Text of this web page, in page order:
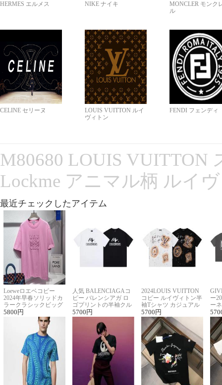
HERMES エルメス NIKE ナイキ
MONCLER モンク
ル
CELINE セリーヌ
LOUIS VUITTON ルイ
ヴィトン
FENDI フェンディ
M80680 LOUIS VUITTON
Lockme アニマル柄 ルイ
最近チェックしたアイテム
Loeweロエベコピー
2024年早春ソリッドカ
ラークラシックビッグ
ロゴ刺繍Tシャツ
5800 円
人気 BALENCIAGAコ
ピー バレンシアガ ロ
ゴプリントの半袖クル
ーネックTシャツ
5700 円
2024LOUIS VUITTON
コピー ルイヴィトン半
袖Tシャツ カジュアル
に馴染む 2色展開
5700 円
ー
ー
ー